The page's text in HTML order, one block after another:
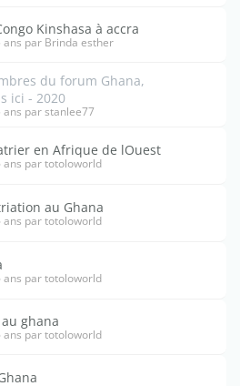
Kinshasa à accra
ans par Brinda esther
du forum Ghana,
ici - 2020
ans par stanlee77
en Afrique de lOuest
ans par totoloworld
au Ghana
ans par totoloworld
ans par totoloworld
ghana
ans par totoloworld